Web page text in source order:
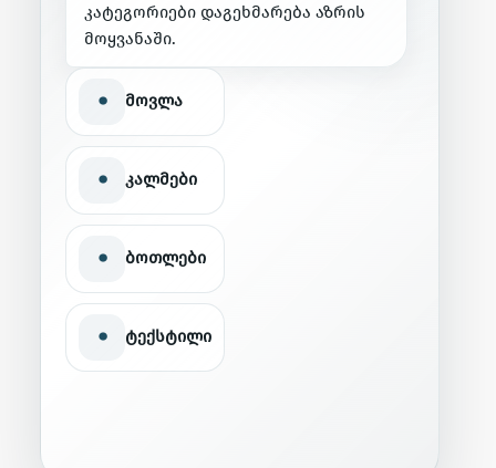
კატეგორიები დაგეხმარება აზრის
მოყვანაში.
• მოვლა
• კალმები
• ბოთლები
• ტექსტილი